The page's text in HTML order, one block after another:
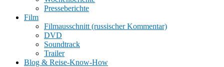
Presseberichte
Film
Filmausschnitt (russischer Kommentar)
DVD
Soundtrack
Trailer
Blog & Reise-Know-How